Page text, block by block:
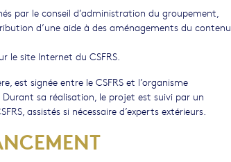
par le conseil d’administration du groupement,
d’une aide à des aménagements du contenu
le site Internet du CSFRS.
est signée entre le CSFRS et l’organisme
sa réalisation, le projet est suivi par un
assistés si nécessaire d’experts extérieurs.